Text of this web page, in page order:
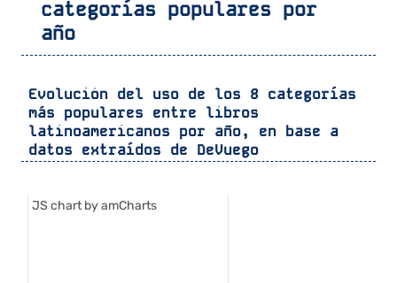
categorías populares por
año
Evolución del uso de los 8 categorías
más populares entre libros
latinoamericanos por año, en base a
datos extraídos de DeVuego
JS chart by amCharts